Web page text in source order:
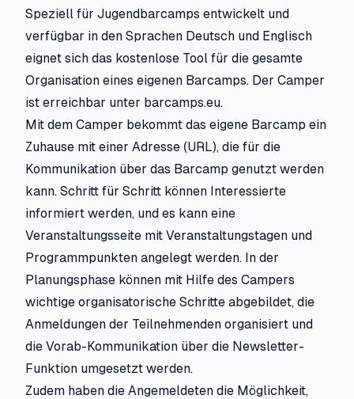
Speziell für Jugendbarcamps entwickelt und
verfügbar in den Sprachen Deutsch und Englisch
eignet sich das kostenlose Tool für die gesamte
Organisation eines eigenen Barcamps. Der Camper
ist erreichbar unter barcamps.eu.
Mit dem Camper bekommt das eigene Barcamp ein
Zuhause mit einer Adresse (URL), die für die
Kommunikation über das Barcamp genutzt werden
kann. Schritt für Schritt können Interessierte
informiert werden, und es kann eine
Veranstaltungsseite mit Veranstaltungstagen und
Programmpunkten angelegt werden. In der
Planungsphase können mit Hilfe des Campers
wichtige organisatorische Schritte abgebildet, die
Anmeldungen der Teilnehmenden organisiert und
die Vorab-Kommunikation über die Newsletter-
Funktion umgesetzt werden.
Zudem haben die Angemeldeten die Möglichkeit,